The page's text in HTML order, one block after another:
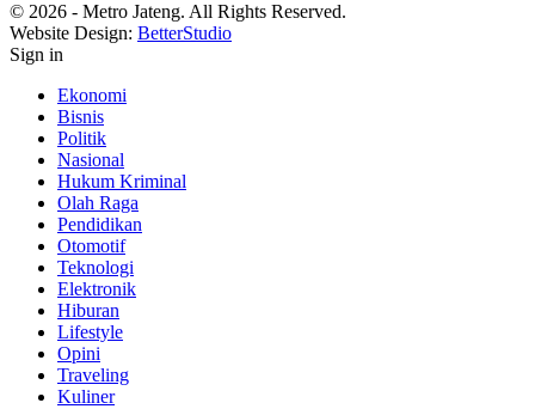
© 2026 - Metro Jateng. All Rights Reserved.
Website Design: BetterStudio
Sign in
Ekonomi
Bisnis
Politik
Nasional
Hukum Kriminal
Olah Raga
Pendidikan
Otomotif
Teknologi
Elektronik
Hiburan
Lifestyle
Opini
Traveling
Kuliner